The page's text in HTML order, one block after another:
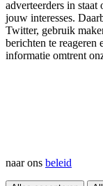
adverteerders in staat
jouw interesses.
Twitter, gebruik
berichten te reageren
informatie omtrent
naar ons beleid